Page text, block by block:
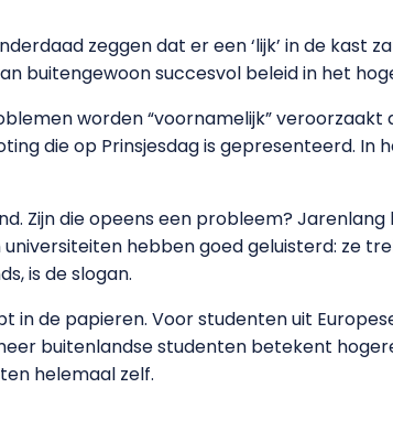
zeggen dat er een ‘lijk’ in de kast
buitengewoon succesvol beleid in het
worden “voornamelijk”
die op Prinsjesdag is gepresenteerd.
Zijn die opeens een probleem?
hebben goed geluisterd: ze
is de slogan.
in de papieren. Voor studenten uit
buitenlandse studenten betekent
helemaal zelf.